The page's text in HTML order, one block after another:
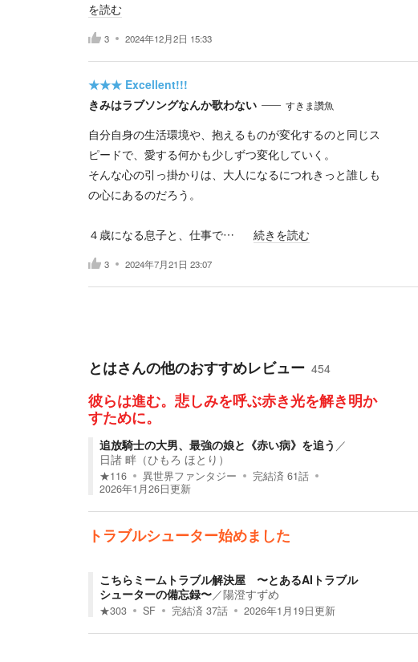
を読む
3 2024年12月2日 15:33
★★★ Excellent!!!
きみはラブソングなんか歌わない
すきま讚魚
自分自身の生活環境や、抱えるものが変化するのと同じス
ピードで、愛する何かも少しずつ変化していく。
そんな心の引っ掛かりは、大人になるにつれきっと誰しも
の心にあるのだろう。
４歳になる息子と、仕事で… 続きを読む
3 2024年7月21日 23:07
とはさんの他のおすすめレビュー 454
彼らは進む。悲しみを呼ぶ赤き光を解き明か
すために。
追放騎士の大男、最強の娘と《赤い病》を追う ／
日諸 畔（ひもろ ほとり）
★116 異世界ファンタジー 完結済 61話
2026年1月26日更新
トラブルシューター始めました
こちらミームトラブル解決屋 〜とあるAIトラブル
シューターの備忘録〜／陽澄すずめ
★303 SF 完結済 37話 2026年1月19日更新